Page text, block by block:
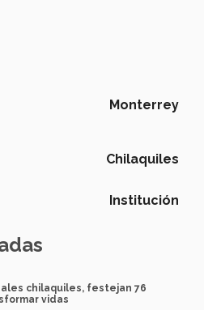
Monterrey
Chilaquiles
Institución
chilaquiles, festejan 76
vidas